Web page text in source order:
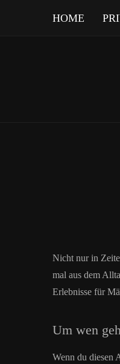
HOME
Nicht nur in
mal aus dem
Erlebnisse für
Um wen
Wenn du diesen